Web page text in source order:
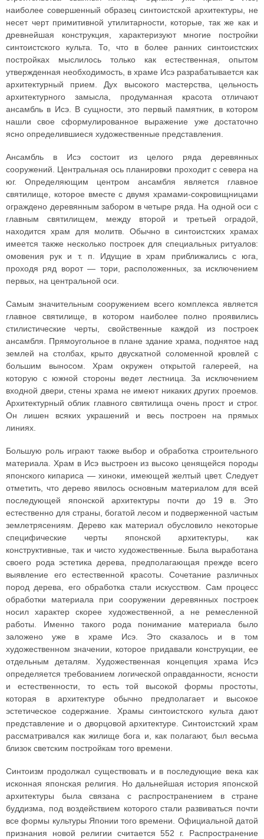
наиболее совершенный образец синтоистской архитектуры, не
несет черт примитивной утилитарности, которые, так же как и
древнейшая конструкция, характеризуют многие постройки
синтоистского культа. То, что в более ранних синтоистских
постройках мыслилось только как естественная, опытом
утвержденная необходимость, в храме Исэ разрабатывается как
архитектурный прием. Дух высокого мастерства, цельность
архитектурного замысла, продуманная красота отличают
ансамбль в Исэ. В сущности, это первый памятник, в котором
нашли свое сформулированное выражение уже достаточно
ясно определившиеся художественные представления.
Ансамбль в Исэ состоит из целого ряда деревянных
сооружений. Центральная ось планировки проходит с севера на
юг. Определяющим центром ансамбля является главное
святилище, которое вместе с двумя храмами-сокровищницами
ограждено деревянным забором в четыре ряда. На одной оси с
главным святилищем, между второй и третьей оградой,
находится храм для молитв. Обычно в синтоистских храмах
имеется также несколько построек для специальных ритуалов:
омовения рук и т. п. Идущие в храм приближались с юга,
проходя ряд ворот — тори, расположенных, за исключением
первых, на центральной оси.
Самым значительным сооружением всего комплекса является
главное святилище, в котором наиболее полно проявились
стилистические черты, свойственные каждой из построек
ансамбля. Прямоугольное в плане здание храма, поднятое над
землей на столбах, крыто двускатной соломенной кровлей с
большим выносом. Храм окружен открытой галереей, на
которую с южной стороны ведет лестница. За исключением
входной двери, стены храма не имеют никаких других проемов.
Архитектурный облик главного святилища очень прост и строг.
Он лишен всяких украшений и весь построен на прямых
линиях.
Большую роль играют также выбор и обработка строительного
материала. Храм в Исэ выстроен из высоко ценящейся породы
японского кипариса — хиноки, имеющей желтый цвет. Следует
отметить, что дерево явилось основным материалом для всей
последующей японской архитектуры почти до 19 в. Это
естественно для страны, богатой лесом и подверженной частым
землетрясениям. Дерево как материал обусловило некоторые
специфические черты японской архитектуры, как
конструктивные, так и чисто художественные. Была выработана
своего рода эстетика дерева, предполагающая прежде всего
выявление его естественной красоты. Сочетание различных
пород дерева, его обработка стали искусством. Сам процесс
обработки материала при сооружении деревянных построек
носил характер скорее художественной, а не ремесленной
работы. Именно такого рода понимание материала было
заложено уже в храме Исэ. Это сказалось и в том
художественном значении, которое придавали конструкции, ее
отдельным деталям. Художественная концепция храма Исэ
определяется требованием логической оправданности, ясности
и естественности, то есть той высокой формы простоты,
которая в архитектуре обычно предполагает и высокое
эстетическое содержание. Храмы синтоистского культа дают
представление и о дворцовой архитектуре. Синтоистский храм
рассматривался как жилище бога и, как полагают, был весьма
близок светским постройкам того времени.
Синтоизм продолжал существовать и в последующие века как
исконная японская религия. Но дальнейшая история японской
архитектуры была связана с распространением в стране
буддизма, под воздействием которого стали развиваться почти
все формы культуры Японии того времени. Официальной датой
признания новой религии считается 552 г. Распространение